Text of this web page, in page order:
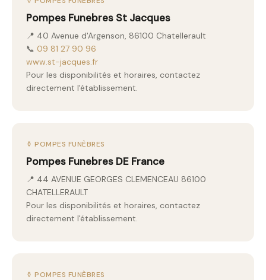
Pompes Funebres St Jacques
📍 40 Avenue d'Argenson, 86100 Chatellerault
📞 09 81 27 90 96
www.st-jacques.fr
Pour les disponibilités et horaires, contactez
directement l'établissement.
⚱️ POMPES FUNÈBRES
Pompes Funebres DE France
📍 44 AVENUE GEORGES CLEMENCEAU 86100
CHATELLERAULT
Pour les disponibilités et horaires, contactez
directement l'établissement.
⚱️ POMPES FUNÈBRES